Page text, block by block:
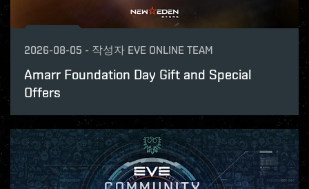
2026-08-05 - 작성자 EVE ONLINE TEAM
Amarr Foundation Day Gift and Special
Offers